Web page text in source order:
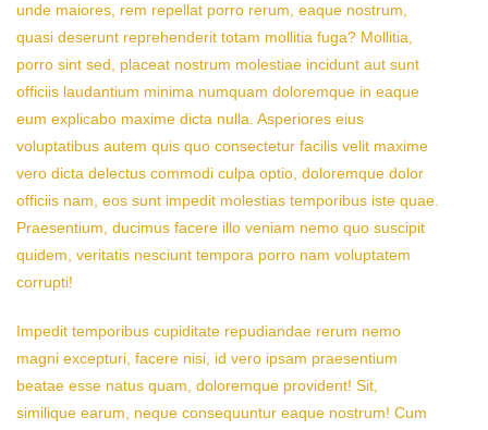
unde maiores, rem repellat porro rerum, eaque nostrum,
quasi deserunt reprehenderit totam mollitia fuga? Mollitia,
porro sint sed, placeat nostrum molestiae incidunt aut sunt
officiis laudantium minima numquam doloremque in eaque
eum explicabo maxime dicta nulla. Asperiores eius
voluptatibus autem quis quo consectetur facilis velit maxime
vero dicta delectus commodi culpa optio, doloremque dolor
officiis nam, eos sunt impedit molestias temporibus iste quae.
Praesentium, ducimus facere illo veniam nemo quo suscipit
quidem, veritatis nesciunt tempora porro nam voluptatem
corrupti!
Impedit temporibus cupiditate repudiandae rerum nemo
magni excepturi, facere nisi, id vero ipsam praesentium
beatae esse natus quam, doloremque provident! Sit,
similique earum, neque consequuntur eaque nostrum! Cum